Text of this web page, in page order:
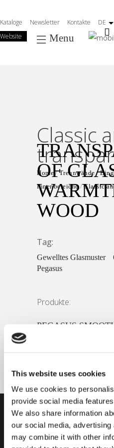
This website uses cookies
We use cookies to
provide social media
We also share information
our social media,
may combine it with other
al
contenuto
Kataloge Newsletter Kontakte DE
Website
Menu
Classic
Home Trennwände
Innenbereiche
Classic
OF
WOOD
Tag:
Gewelltes Glasmuster
Pegasus
Produkte:
PEGASUS
WERDEN
SIE TEIL
AUF
DER